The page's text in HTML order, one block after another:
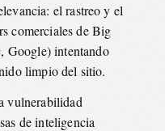
el rastreo y el
comerciales de Big
Google) intentando
limpio del sitio.
vulnerabilidad
de inteligencia